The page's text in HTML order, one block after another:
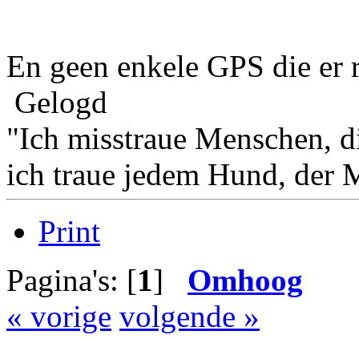
En geen enkele GPS die
Gelogd
"Ich misstraue Menschen,
ich traue jedem Hund, der
Print
Pagina's: [1] Omhoog
« vorige volgende »